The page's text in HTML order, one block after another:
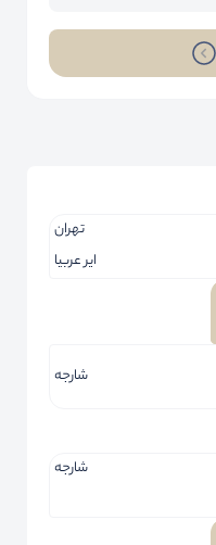
تهران
ایر عربیا
شارجه
شارجه